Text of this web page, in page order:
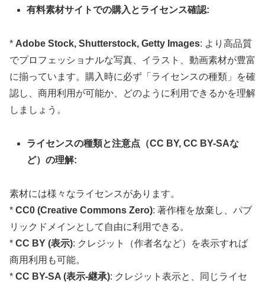
有料素材サイトでの購入とライセンス確認:
* Adobe Stock, Shutterstock, Getty Images: より高品質
でプロフェッショナルな写真、イラスト、動画素材が豊富
に揃っています。購入時に必ず「ライセンスの種類」を確
認し、商用利用が可能か、どのように利用できるかを理解
しましょう。
ライセンスの種類と注意点（CC BY, CC BY-SAな
ど）の理解:
素材には様々なライセンスがあります。
* CC0 (Creative Commons Zero): 著作権を放棄し、パブ
リックドメインとして自由に利用できる。
* CC BY (表示): クレジット（作者名など）を表示すれば
商用利用も可能。
* CC BY-SA (表示-継承): クレジット表示と、同じライセ